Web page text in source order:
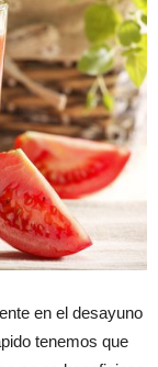
en el desayuno
tenemos que